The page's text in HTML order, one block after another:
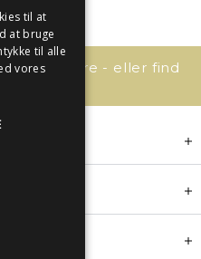
os bare - eller find
her:
til at
at bruge
til alle
vores